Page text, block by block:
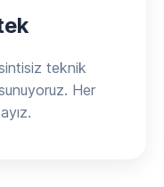
teknik
Her